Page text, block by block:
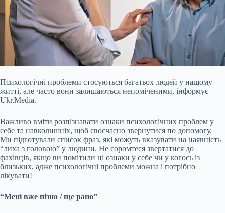
Психологічні проблеми стосуються багатьох людей у нашому
житті, але часто вони залишаються непоміченими, інформує
Ukr.Media.
Важливо вміти розпізнавати ознаки психологічних проблем у
себе та навколишніх, щоб своєчасно звернутися по допомогу.
Ми підготували список фраз, які можуть вказувати на наявність
“лиха з головою” у людини. Не соромтеся звертатися до
фахівців, якщо ви помітили ці ознаки у себе чи у когось із
близьких, адже психологічні проблеми можна і потрібно
лікувати!
“Мені вже пізно / ще рано”